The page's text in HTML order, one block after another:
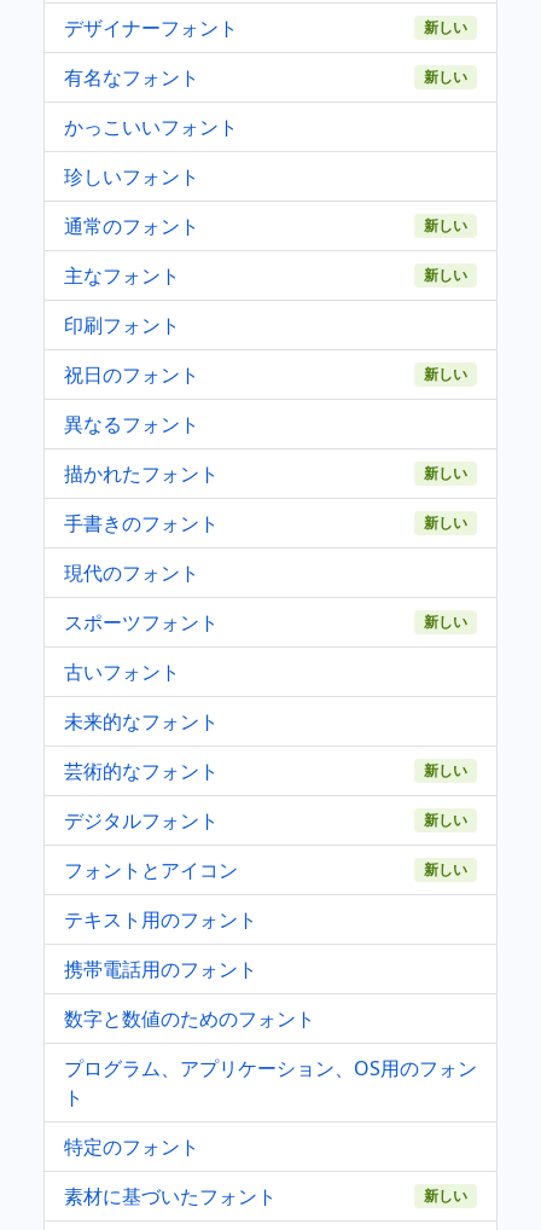
デザイナーフォント 新しい
有名なフォント 新しい
かっこいいフォント
珍しいフォント
通常のフォント
新しい
主なフォント 新しい
印刷フォント
祝日のフォント
新しい
異なるフォント
描かれたフォント
新しい
手書きのフォント 新しい
現代のフォント
スポーツフォント
新しい
古いフォント
未来的なフォント
芸術的なフォント
新しい
デジタルフォント 新しい
フォントとアイコン 新しい
テキスト用のフォント
携帯電話用のフォント
数字と数値のためのフォント
プログラム、アプリケーション、OS用のフォン
ト
特定のフォント
素材に基づいたフォント
新しい